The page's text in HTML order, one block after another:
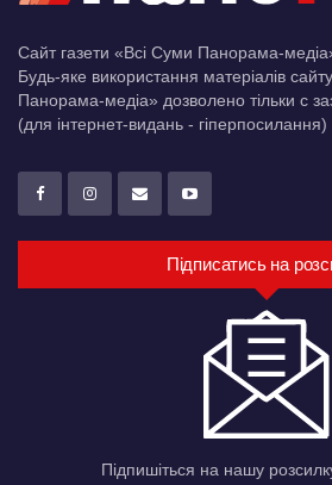
Сайт газети «Всі Суми Панорама-
Будь-яке використання матеріалів
Панорама-медіа» дозволено тільки c
(для інтернет-видань -
Підписатись на
Підпишіться на нашу